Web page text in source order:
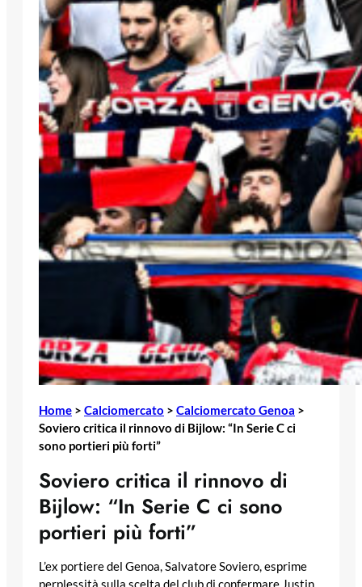
Home > Calciomercato > Calciomercato Genoa >
Soviero critica il rinnovo di Bijlow: “In Serie C ci
sono portieri più forti”
Soviero critica il rinnovo di
Bijlow: “In Serie C ci sono
portieri più forti”
L’ex portiere del Genoa, Salvatore Soviero, esprime